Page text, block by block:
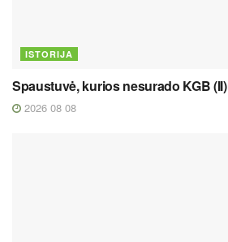
ISTORIJA
Spaustuvė, kurios nesurado KGB (II)
2026 08 08